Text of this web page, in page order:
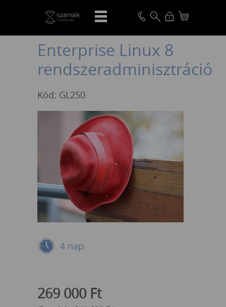
VISSZA
Enterprise Linux 8
rendszeradminisztráció
Kód: GL250
4 nap
269 000 Ft